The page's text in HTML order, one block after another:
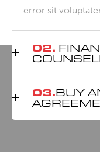
error sit
02.
03.BUY